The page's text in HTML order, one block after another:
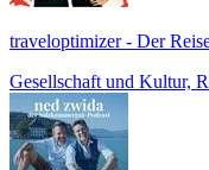
traveloptimizer - Der
Gesellschaft und Kultur,